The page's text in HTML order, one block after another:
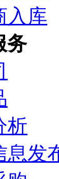
入库
务
析
息发